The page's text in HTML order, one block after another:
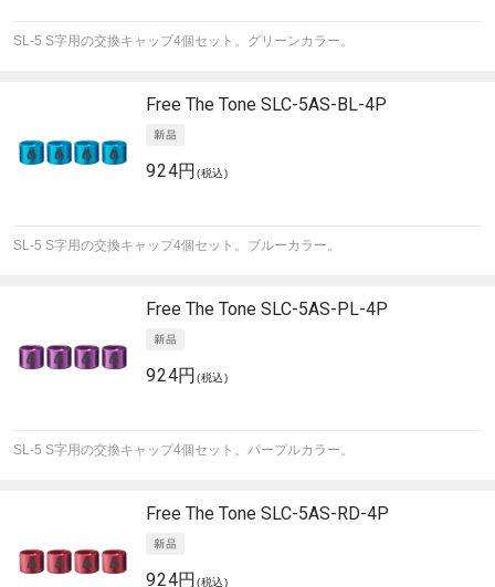
SL-5 S字用の交換キャップ4個セット。グリーンカラー。
Free The Tone SLC-5AS-BL-4P
924円(税込)
SL-5 S字用の交換キャップ4個セット。ブルーカラー。
Free The Tone SLC-5AS-PL-4P
924円(税込)
SL-5 S字用の交換キャップ4個セット。パープルカラー。
Free The Tone SLC-5AS-RD-4P
924円(税込)